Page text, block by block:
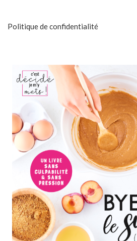
Politique de confidentialité